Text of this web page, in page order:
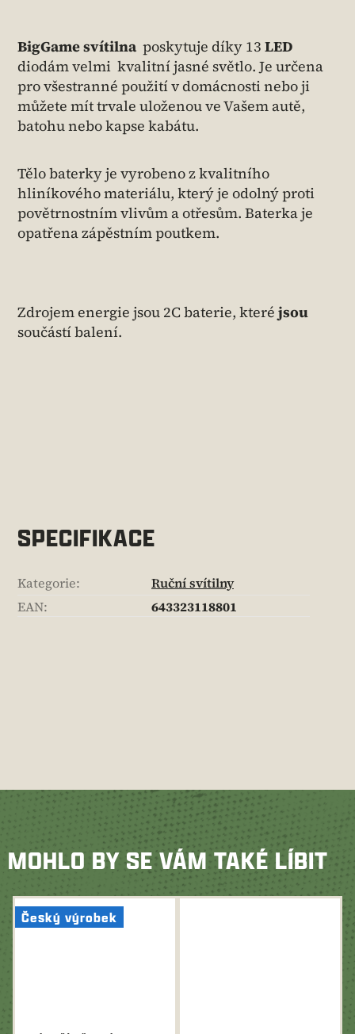
BigGame svítilna poskytuje díky 13 LED
diodám velmi kvalitní jasné světlo. Je určena
pro všestranné použití v domácnosti nebo ji
můžete mít trvale uloženou ve Vašem autě,
batohu nebo kapse kabátu.
Tělo baterky je vyrobeno z kvalitního
hliníkového materiálu, který je odolný proti
povětrnostním vlivům a otřesům. Baterka je
opatřena zápěstním poutkem.
Zdrojem energie jsou 2C baterie, které jsou
součástí balení.
SPECIFIKACE
Kategorie:
Ruční svítilny
EAN: 643323118801
MOHLO BY SE VÁM TAKÉ LÍBIT
Český výrobek